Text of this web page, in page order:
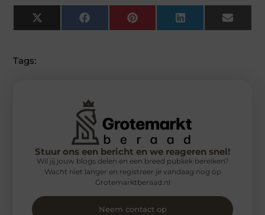
X
(Twitter)
FacebookPinterest LinkedIn Email
Tags:
Stuur ons een bericht en we reageren snel!
Wil jij jouw blogs delen en een breed publiek bereiken?
Wacht niet langer en registreer je vandaag nog op
Grotemarktberaad.nl
Neem contact op